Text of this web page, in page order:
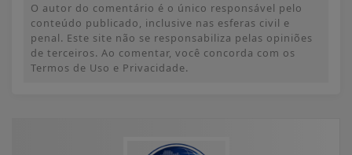
O autor do comentário é o único responsável pelo
conteúdo publicado, inclusive nas esferas civil e
penal. Este site não se responsabiliza pelas opiniões
de terceiros. Ao comentar, você concorda com os
Termos de Uso e Privacidade.